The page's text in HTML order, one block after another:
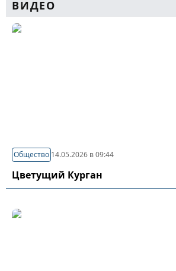
ВИДЕО
Общество 14.05.2026 в 09:44
Цветущий Курган